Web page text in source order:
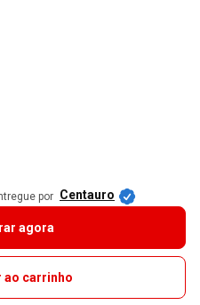
por Centauro
agora
ao carrinho